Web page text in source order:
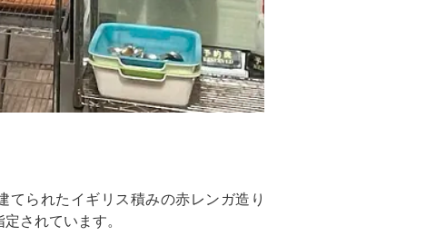
てられたイギリス積みの赤レンガ造り
されています。